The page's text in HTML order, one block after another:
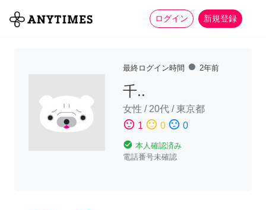
ログイン 新規登録
全て 家事 more_horiz
最終ログイン時間 fiber_manual_record 2年前
千..
女性 / 20代 /東京都
sentiment_satisfied 1 sentiment_neutral 0 sentiment_dissatisfied 0
check_circle 本人確認済み
電話番号未確認